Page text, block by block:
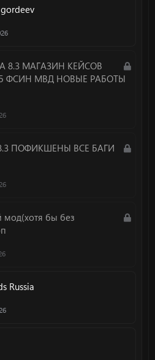
З
МАГАЗИН КЕЙСОВ
ФСИН МВД НОВЫЕ РАБОТЫ
З
а
ПОФИКШЕНЫ ВСЕ БАГИ
З
мод(хотя бы без
Russia